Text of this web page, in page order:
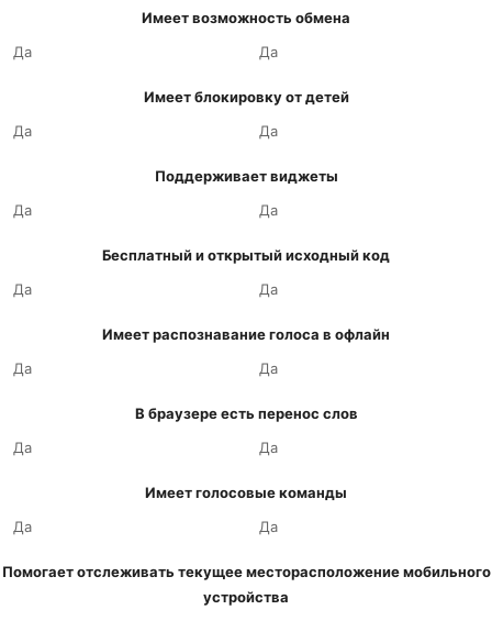
Имеет возможность обмена
Да
Да
Имеет блокировку от детей
Да
Да
Поддерживает виджеты
Да
Да
Бесплатный и открытый исходный код
Да
Да
Имеет распознавание голоса в офлайн
Да
Да
В браузере есть перенос слов
Да
Да
Имеет голосовые команды
Да
Да
Помогает отслеживать текущее месторасположение мобильного
устройства